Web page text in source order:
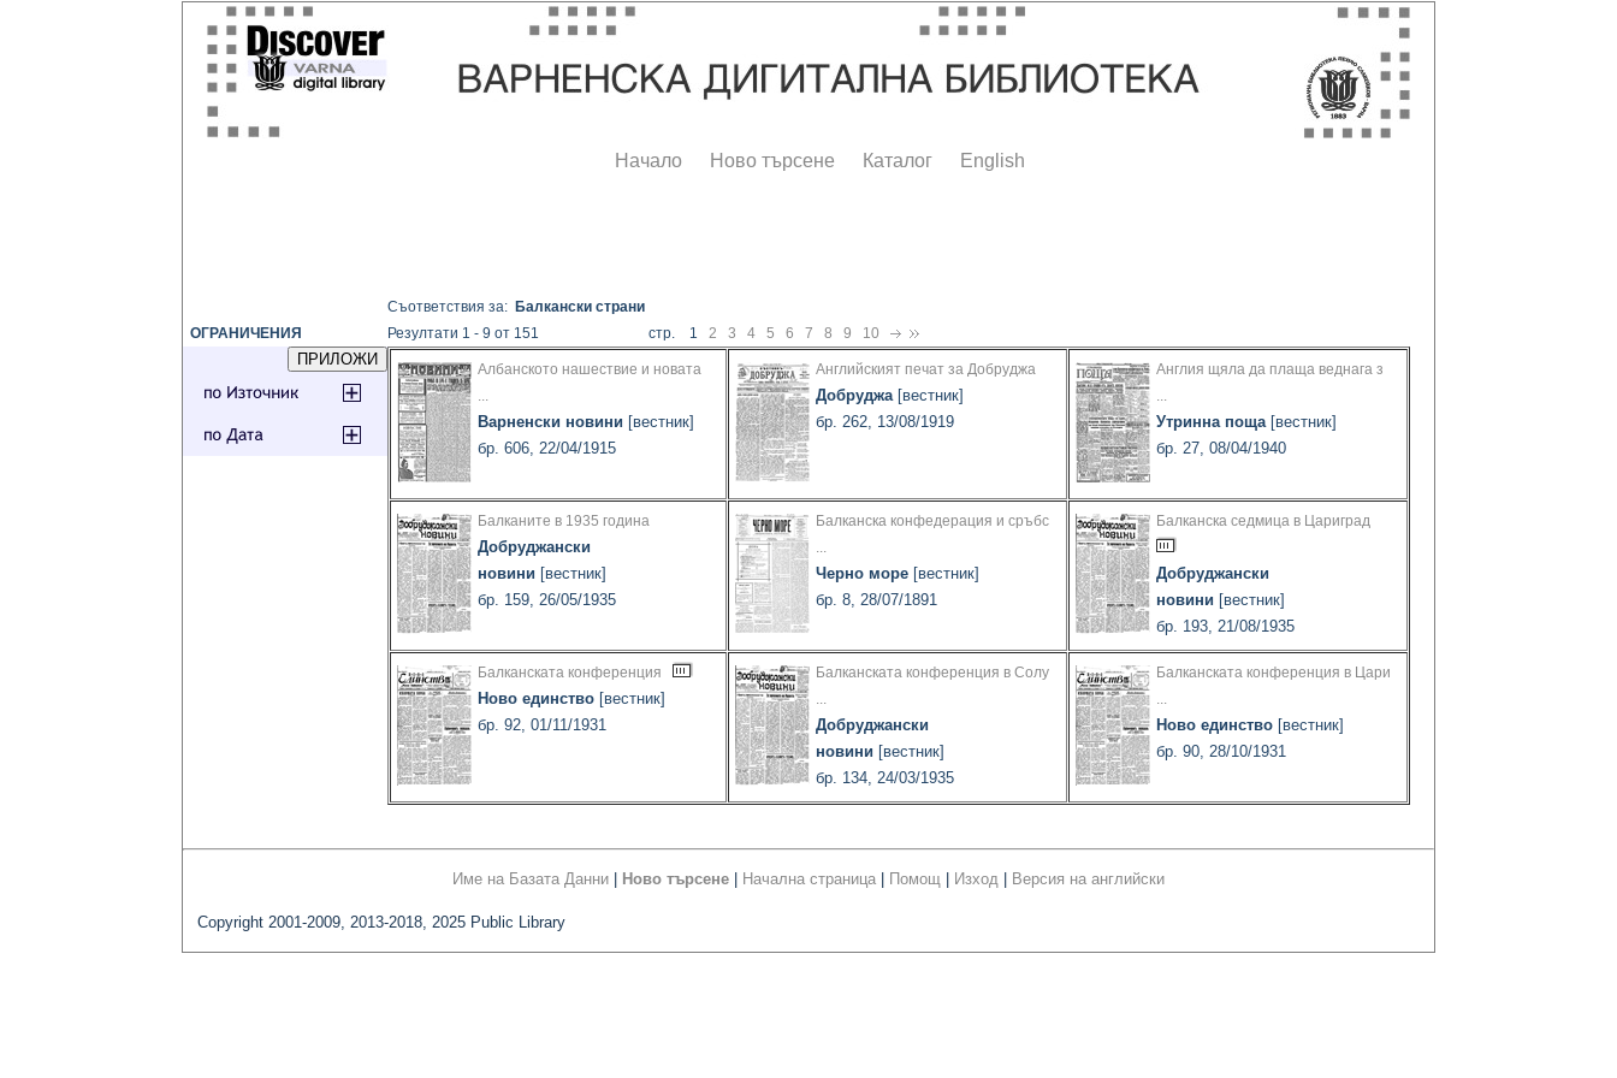
Начало Ново търсене Каталог English
ОГРАНИЧЕНИЯ
Съответствия за: Балкански страни
Резултати 1 - 9 от 151
стр. 1 2 3 4 5 6 7 8 9 10
Албанското нашествие и новата
...
Варненски новини [вестник]
бр. 606, 22/04/1915
Английският печат за Добруджа
Добруджа[вестник]
бр. 262, 13/08/1919
Англия щяла да плаща веднага з
...
Утринна поща[вестник]
бр. 27, 08/04/1940
Балканите в 1935 година
Добруджански
новини [вестник]
бр. 159, 26/05/1935
Балканска конфедерация и сръбс
...
Черно море [вестник]
бр. 8, 28/07/1891
Балканска седмица в Цариград
Добруджански
новини [вестник]
бр. 193, 21/08/1935
Балканската конференция
Ново единство [вестник]
бр. 92, 01/11/1931
Балканската конференция в Солу
...
Добруджански
новини [вестник]
бр. 134, 24/03/1935
Балканската конференция в Цари
...
Ново единство [вестник]
бр. 90, 28/10/1931
Име на Базата Данни Ново търсене Начална страница Помощ Изход Версия на английски
Copyright 2001-2009, 2013-2018, 2025 Public Library